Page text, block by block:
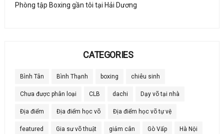
Phòng tập Boxing gần tôi tại Hải Dương
CATEGORIES
Bình Tân Bình Thạnh boxing chiêu sinh
Chưa được phân loại CLB dachi Dạy võ tại nhà
Địa điểm Địa điểm học võ Địa điểm học võ tự vệ
featured Gia sư võ thuật giảm cân Gò Vấp Hà Nội